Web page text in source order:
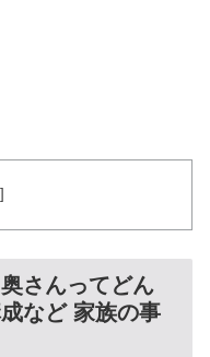
さんってどん
など 家族の事